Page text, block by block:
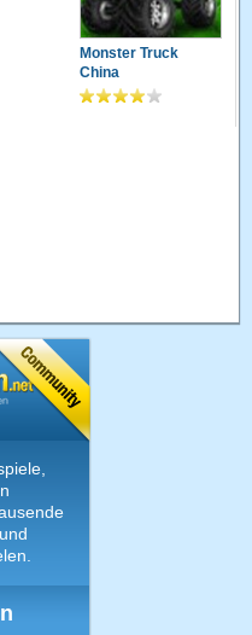
Monster Truck
China